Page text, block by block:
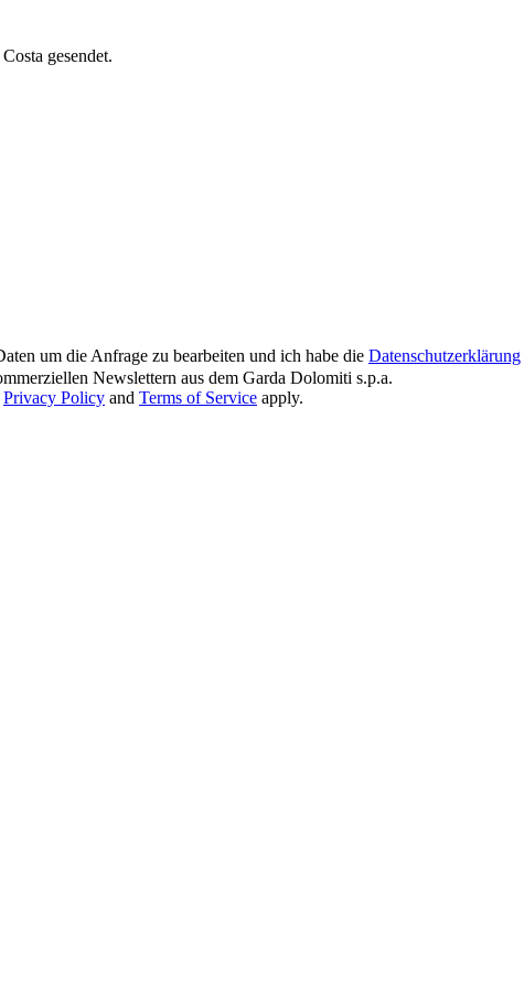
gesendet.
um die Anfrage zu bearbeiten und ich habe die Datenschutzerklärung
Newslettern aus dem Garda Dolomiti s.p.a.
Privacy Policy and Terms of Service apply.